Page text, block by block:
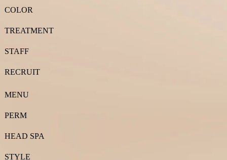
COLOR
TREATMENT
STAFF
RECRUIT
MENU
PERM
HEAD SPA
STYLE